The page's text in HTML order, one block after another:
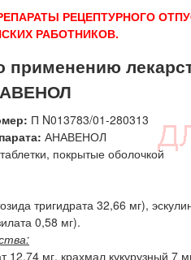
РЕЦЕПТУРНОГО
РАБОТНИКОВ.
П N013783/01-280313
АНАВЕНОЛ
таблетки, покрытые оболочкой
тригидрата 32,66 мг),
0,58 мг).
12,74 мг, крахмал кукурузный 7